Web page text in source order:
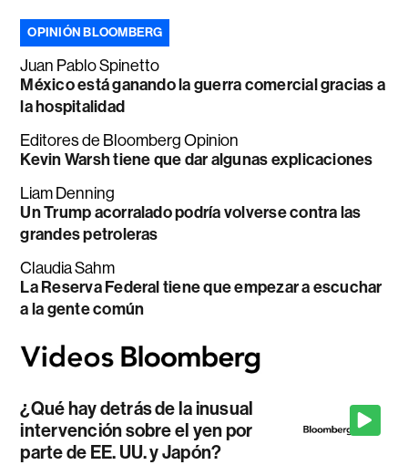
OPINIÓN BLOOMBERG
Juan Pablo Spinetto
México está ganando la guerra comercial gracias a
la hospitalidad
Editores de Bloomberg Opinion
Kevin Warsh tiene que dar algunas explicaciones
Liam Denning
Un Trump acorralado podría volverse contra las
grandes petroleras
Claudia Sahm
La Reserva Federal tiene que empezar a escuchar
a la gente común
¿Qué hay detrás de la inusual
intervención sobre el yen por
parte de EE. UU. y Japón?